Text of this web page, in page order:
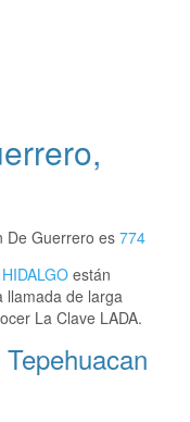
De Guerrero es 774
HIDALGO están
llamada de larga
La Clave LADA.